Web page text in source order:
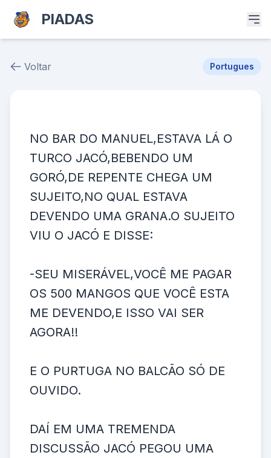
PIADAS
Voltar Portugues
NO BAR DO MANUEL,ESTAVA LÁ O
TURCO JACÓ,BEBENDO UM
GORÓ,DE REPENTE CHEGA UM
SUJEITO,NO QUAL ESTAVA
DEVENDO UMA GRANA.O SUJEITO
VIU O JACÓ E DISSE:
-SEU MISERÁVEL,VOCÊ ME PAGAR
OS 500 MANGOS QUE VOCÊ ESTA
ME DEVENDO,E ISSO VAI SER
AGORA!!
E O PURTUGA NO BALCÃO SÓ DE
OUVIDO.
DAÍ EM UMA TREMENDA
DISCUSSÃO JACÓ PEGOU UMA